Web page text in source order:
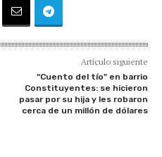
Artículo siguiente
“Cuento del tío” en barrio
Constituyentes: se hicieron
pasar por su hija y les robaron
cerca de un millón de dólares